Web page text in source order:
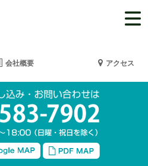
会社概要 アクセス